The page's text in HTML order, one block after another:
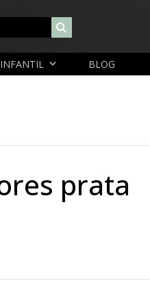
Você ainda não possui
Nome de usuário ou endereço
Lembrar-
INFANTIL BLOG
prata